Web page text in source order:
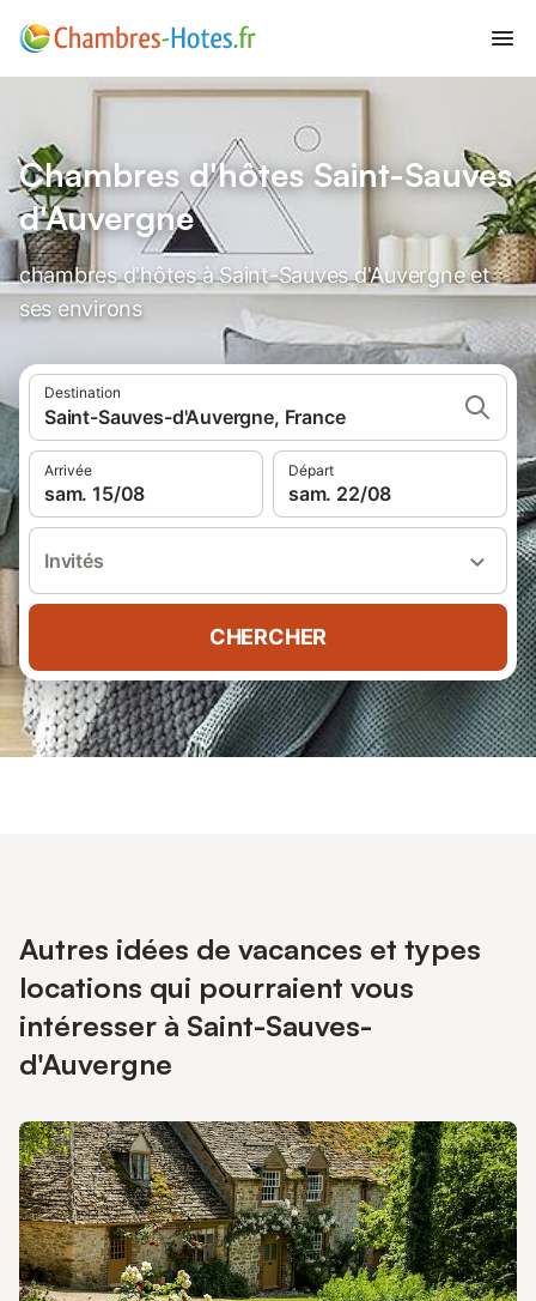
Chambres d'hôtes Saint-Sauves
d'Auvergne
chambres d'hôtes à Saint-Sauves d'Auvergne et
ses environs
Destination
Saint-Sauves-d'Auvergne, France
Arrivée
sam. 15/08
Départ
sam. 22/08
Invités
CHERCHER
Autres idées de vacances et types
locations qui pourraient vous
intéresser à Saint-Sauves-
d'Auvergne